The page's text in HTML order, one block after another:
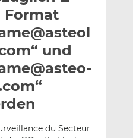
c
e
b
o
o
t
e
l
Format
und
du Secteur